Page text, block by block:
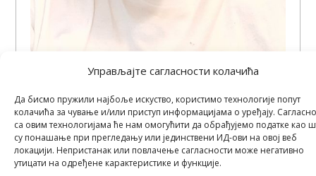
Управљајте сагласности колачића
Да бисмо пружили најбоље искуство, користимо технологије попут
колачића за чување и/или приступ информацијама о уређају.
са овим технологијама ће нам омогућити да обрађујемо податке као
су понашање при прегледању или јединствени ИД-ови на овој веб
локацији. Непристанак или повлачење сагласности може негативно
утицати на одређене карактеристике и функције.
струке | професор суве градње / наставник
практичне наставе | 066-334-224 | 064-172-53-
73 petarrakas@gradjevinska.edu.rs